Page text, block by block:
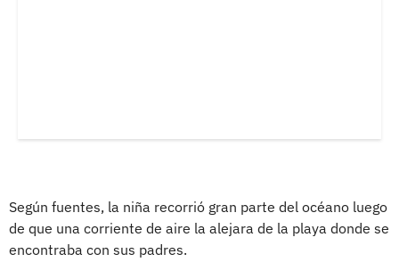
Según fuentes, la niña recorrió gran parte del océano luego
de que una corriente de aire la alejara de la playa donde se
encontraba con sus padres.